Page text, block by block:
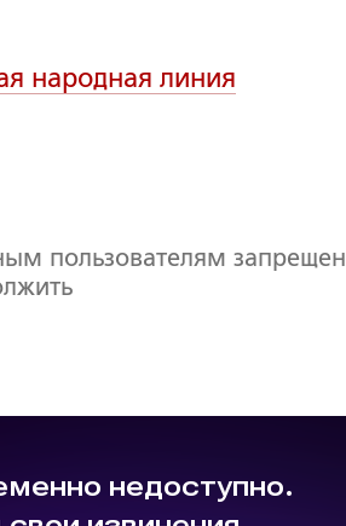
народная линия
пользователям